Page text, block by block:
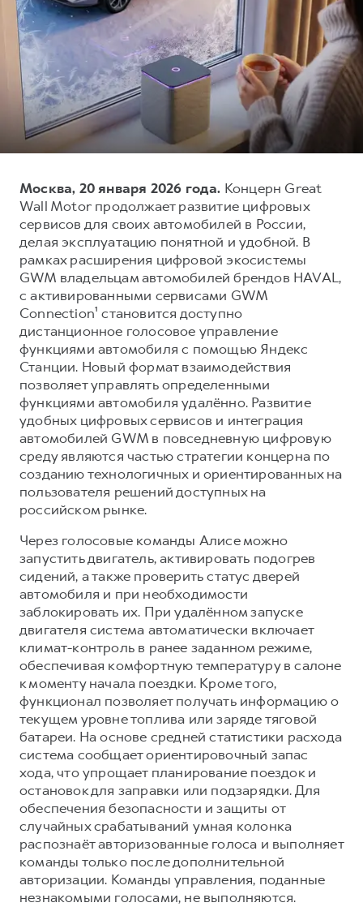
DARGO
от 3 199 000 ₽
DARGO X
от 3 499 000 ₽
F7
от 2 899 000 ₽
F7X
от 3 599 000 ₽
от 3 449 000 ₽
Тест-драйв
Трейд-ин
КРЕДИТ И СТРАХОВАНИЕ
Кредитный калькулятор
Страхование
Кредит
КОРПОРАТИВНЫМ КЛИЕНТАМ
Для малого бизнеса
Корпоративным клиентам
Крупным корпоративным клиентам
Система управления автопарком GWM Fleet
Сервис для корпоративных клиентов
HAVAL Лизинг
АКСЕССУАРЫ HAVAL
Автомобильные аксессуары
Коллекция CITY
Коллекция Базовая
Коллекция Детская
СЕРВИСНОЕ ОБСЛУЖИВАНИЕ
Нулевое ТО
Программа «Помощь на дороге»
Регламенты технического обслуживания
Электронный ПТС
GWM Безопасность
Гарантия HAVAL
Мобильное приложение GWM
Программа «HAVAL Защита+»
Руководства по эксплуатации
Подписки
АКСЕССУАРЫ HAVAL
Автомобильные аксессуары
Коллекция CITY
Коллекция Базовая
Коллекция Детская
О дилере
Наша команда
Контакты
Москва, 20 января 2026 года. Концерн Great
Wall Motor продолжает развитие цифровых
сервисов для своих автомобилей в России,
делая эксплуатацию понятной и удобной. В
рамках расширения цифровой экосистемы
GWM владельцам автомобилей брендов HAVAL,
с активированными сервисами GWM
Connection¹ становится доступно
дистанционное голосовое управление
функциями автомобиля с помощью Яндекс
Станции. Новый формат взаимодействия
позволяет управлять определенными
функциями автомобиля удалённо. Развитие
удобных цифровых сервисов и интеграция
автомобилей GWM в повседневную цифровую
среду являются частью стратегии концерна по
созданию технологичных и ориентированных на
пользователя решений доступных на
российском рынке.
Через голосовые команды Алисе можно
запустить двигатель, активировать подогрев
сидений, а также проверить статус дверей
автомобиля и при необходимости
заблокировать их. При удалённом запуске
двигателя система автоматически включает
климат-контроль в ранее заданном режиме,
обеспечивая комфортную температуру в салоне
к моменту начала поездки. Кроме того,
функционал позволяет получать информацию о
текущем уровне топлива или заряде тяговой
батареи. На основе средней статистики расхода
система сообщает ориентировочный запас
хода, что упрощает планирование поездок и
остановок для заправки или подзарядки. Для
обеспечения безопасности и защиты от
случайных срабатываний умная колонка
распознаёт авторизованные голоса и выполняет
команды только после дополнительной
авторизации. Команды управления, поданные
незнакомыми голосами, не выполняются.